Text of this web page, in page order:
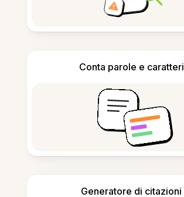
Conta parole e caratteri
Generatore di citazioni